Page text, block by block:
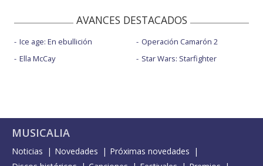
AVANCES DESTACADOS
Ice age: En ebullición
Ella McCay
Operación Camarón 2
Star Wars: Starfighter
MUSICALIA
Noticias Novedades
Próximas novedades